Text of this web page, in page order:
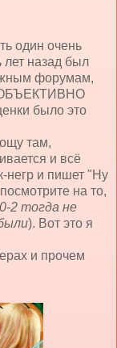
один очень
лет назад был
форумам,
ОБЪЕКТИВНО
было это
там,
и всё
негр и пишет "Ну
на то,
2 тогда не
). Вот это я
и прочем